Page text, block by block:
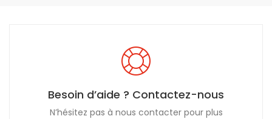
Besoin d’aide ? Contactez-nous
N’hésitez pas à nous contacter pour plus